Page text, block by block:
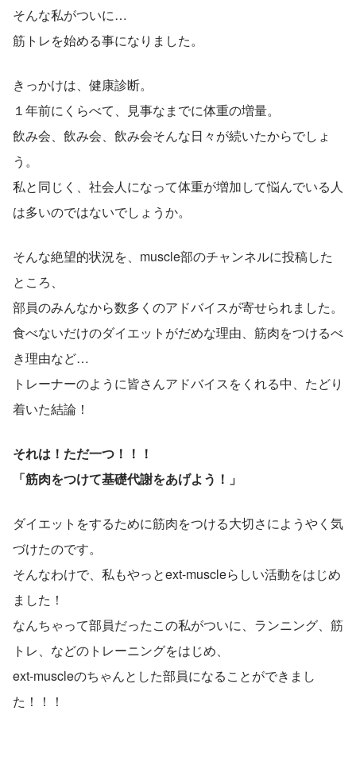
そんな私がついに…
筋トレを始める事になりました。
きっかけは、健康診断。
１年前にくらべて、見事なまでに体重の増量。
飲み会、飲み会、飲み会そんな日々が続いたからでしょ
う。
私と同じく、社会人になって体重が増加して悩んでいる人
は多いのではないでしょうか。
そんな絶望的状況を、muscle部のチャンネルに投稿した
ところ、
部員のみんなから数多くのアドバイスが寄せられました。
食べないだけのダイエットがだめな理由、筋肉をつけるべ
き理由など…
トレーナーのように皆さんアドバイスをくれる中、たどり
着いた結論！
それは！ただ一つ！！！
「筋肉をつけて基礎代謝をあげよう！」
ダイエットをするために筋肉をつける大切さにようやく気
づけたのです。
そんなわけで、私もやっとext-muscleらしい活動をはじめ
ました！
なんちゃって部員だったこの私がついに、ランニング、筋
トレ、などのトレーニングをはじめ、
ext-muscleのちゃんとした部員になることができまし
た！！！